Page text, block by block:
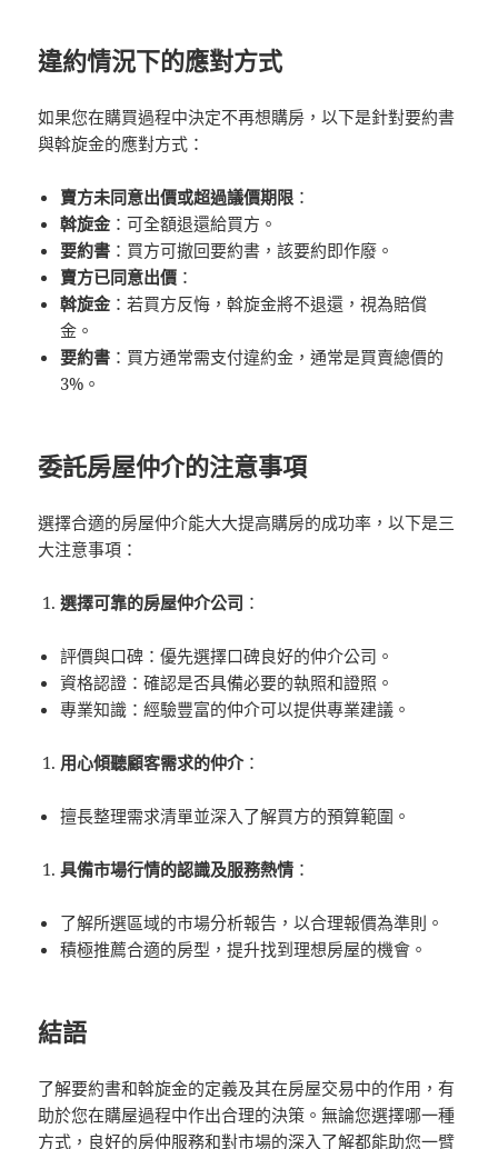
違約情況下的應對方式
如果您在購買過程中決定不再想購房，以下是針對要約書
與斡旋金的應對方式：
賣方未同意出價或超過議價期限 ：
斡旋金：可全額退還給買方。
要約書 ：買方可撤回要約書，該要約即作廢。
賣方已同意出價 ：
斡旋金：若買方反悔，斡旋金將不退還，視為賠償
金。
要約書 ：買方通常需支付違約金，通常是買賣總價的
3%。
委託房屋仲介的注意事項
選擇合適的房屋仲介能大大提高購房的成功率，以下是三
大注意事項：
選擇可靠的房屋仲介公司 ：
評價與口碑：優先選擇口碑良好的仲介公司。
資格認證：確認是否具備必要的執照和證照。
專業知識：經驗豐富的仲介可以提供專業建議。
用心傾聽顧客需求的仲介：
擅長整理需求清單並深入了解買方的預算範圍。
具備市場行情的認識及服務熱情 ：
了解所選區域的市場分析報告，以合理報價為準則。
積極推薦合適的房型，提升找到理想房屋的機會。
結語
了解要約書和斡旋金的定義及其在房屋交易中的作用，有
助於您在購屋過程中作出合理的決策。無論您選擇哪一種
方式，良好的房仲服務和對市場的深入了解都能助您一臂